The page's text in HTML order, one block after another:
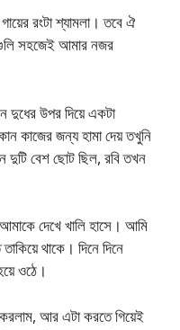
রংটা শ্যামলা। তবে ঐ
সহজেই আমার নজর
দুধের উপর দিয়ে একটা
কাজের জন্য হামা দেয় তখুনি
দুটি বেশ ছোট ছিল, রবি তখন
দেখে খালি হাসে। আমি
থাকে। দিনে দিনে
ওঠে।
আর এটা করতে গিয়েই